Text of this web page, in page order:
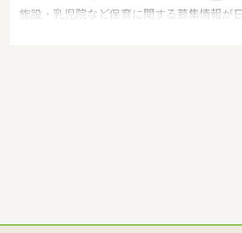
施設・乳児院など保育に関する募集情報が